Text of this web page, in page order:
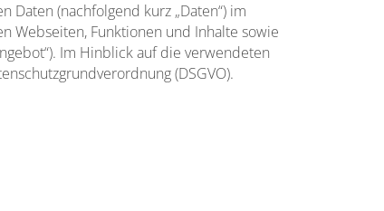
(nachfolgend kurz „Daten“) im
Webseiten, Funktionen und Inhalte sowie
Im Hinblick auf die verwendeten
(DSGVO).